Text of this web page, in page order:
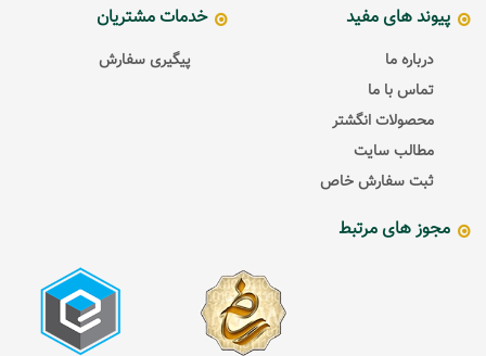
پیوند های مفید
درباره ما
تماس با ما
محصولات انگشتر
مطالب سایت
ثبت سفارش خاص
خدمات مشتریان
پیگیری سفارش
مجوز های مرتبط